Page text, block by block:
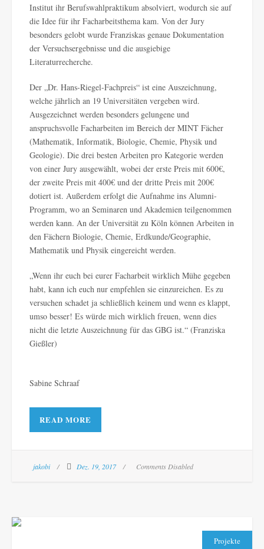
Institut ihr Berufswahlpraktikum absolviert, wodurch sie auf
die Idee für ihr Facharbeitsthema kam. Von der Jury
besonders gelobt wurde Franziskas genaue Dokumentation
der Versuchsergebnisse und die ausgiebige
Literaturrecherche.
Der „Dr. Hans-Riegel-Fachpreis“ ist eine Auszeichnung,
welche jährlich an 19 Universitäten vergeben wird.
Ausgezeichnet werden besonders gelungene und
anspruchsvolle Facharbeiten im Bereich der MINT Fächer
(Mathematik, Informatik, Biologie, Chemie, Physik und
Geologie). Die drei besten Arbeiten pro Kategorie werden
von einer Jury ausgewählt, wobei der erste Preis mit 600€,
der zweite Preis mit 400€ und der dritte Preis mit 200€
dotiert ist. Außerdem erfolgt die Aufnahme ins Alumni-
Programm, wo an Seminaren und Akademien teilgenommen
werden kann. An der Universität zu Köln können Arbeiten in
den Fächern Biologie, Chemie, Erdkunde/Geographie,
Mathematik und Physik eingereicht werden.
„Wenn ihr euch bei eurer Facharbeit wirklich Mühe gegeben
habt, kann ich euch nur empfehlen sie einzureichen. Es zu
versuchen schadet ja schließlich keinem und wenn es klappt,
umso besser! Es würde mich wirklich freuen, wenn dies
nicht die letzte Auszeichnung für das GBG ist.“ (Franziska
Gießler)
Sabine Schraaf
READ MORE
jakobi Dez. 19, 2017 Comments Disabled
Projekte